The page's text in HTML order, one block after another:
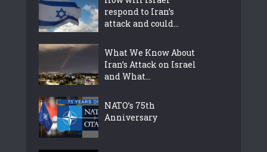
respond to Iran’s
attack and could...
What We Know About
Iran’s Attack on Israel
and What...
NATO’s 75th
Anniversary